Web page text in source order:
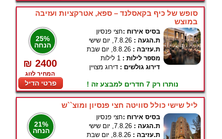
סופש של כיף בקאסלנד – ספא, אטרקציות ועזיבה
במוצש
25%
הנחה
₪ 2400
המחיר לזוג
פרטי הדיל
בסיס אירוח :חצי פנסיון
ת.הגעה : 7.8.26, יום שישי
ת.עזיבה : 8.8.26, יום שבת
מספר לילות : 1 לילות
דירוג גולשים : דירוג מצויין
נותרו רק 7 חדרים למבצע זה !
ליל שישי כולל סוויטה חצי פנסיון ומוצ``ש
21%
הנחה
בסיס אירוח :חצי פנסיון
ת.הגעה : 7.8.26, יום שישי
ת.עזיבה : 8.8.26, יום שבת